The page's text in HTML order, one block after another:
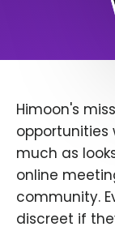
Himoon's
opportunities
much as
online
community.
discreet if